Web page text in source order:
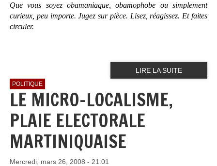
Que vous soyez obamaniaque, obamophobe ou simplement
curieux, peu importe. Jugez sur pièce. Lisez, réagissez. Et faites
circuler.
LIRE LA SUITE
POLITIQUE
LE MICRO-LOCALISME,
PLAIE ELECTORALE
MARTINIQUAISE
Mercredi, mars 26, 2008 - 21:01